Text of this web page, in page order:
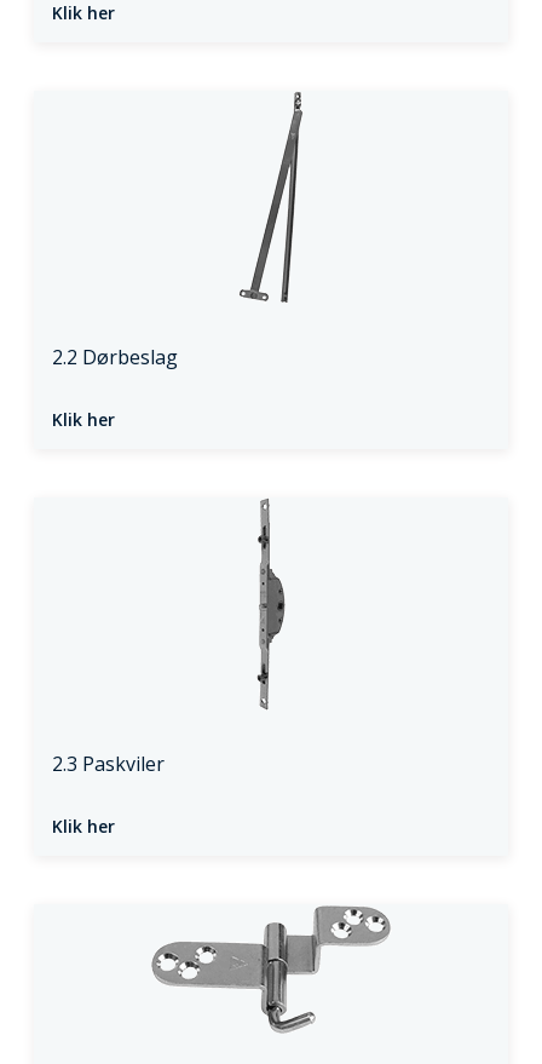
Klik her
2.2 Dørbeslag
Klik her
2.3 Paskviler
Klik her